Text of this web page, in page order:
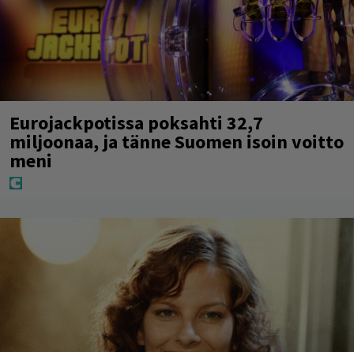
Eurojackpotissa poksahti 32,7
miljoonaa, ja tänne Suomen isoin voitto
meni